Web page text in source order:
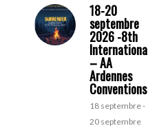
18-20
septembre
2026 -8th
Internationale
– AA
Ardennes
Conventions
18 septembre-
20 septembre